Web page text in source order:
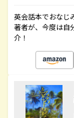
英会話本でおなじ
著者が、今度は自
介！